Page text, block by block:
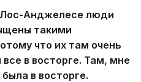
Анджелесе люди
такими
что их там очень
в восторге. Там, мне
в восторге.